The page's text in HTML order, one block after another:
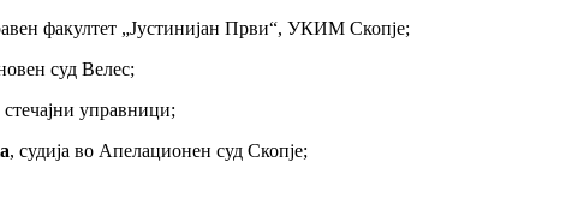
факултет „Јустинијан Први“, УКИМ Скопје;
суд Велес;
управници;
, судија во Апелационен суд Скопје;